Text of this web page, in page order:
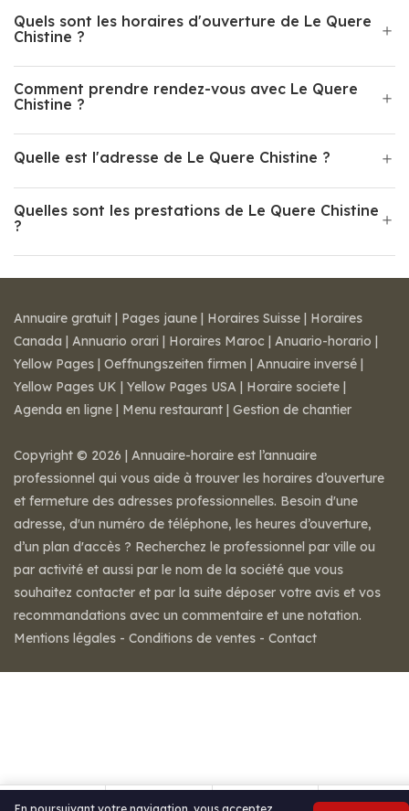
Quels sont les horaires d'ouverture de Le Quere
Chistine ?
Comment prendre rendez-vous avec Le Quere
Chistine ?
Quelle est l'adresse de Le Quere Chistine ?
Quelles sont les prestations de Le Quere Chistine
?
Annuaire gratuit | Pages jaune | Horaires Suisse | Horaires
Canada | Annuario orari | Horaires Maroc | Anuario-horario |
Yellow Pages | Oeffnungszeiten firmen | Annuaire inversé |
Yellow Pages UK | Yellow Pages USA | Horaire societe |
Agenda en ligne | Menu restaurant | Gestion de chantier
Copyright © 2026 | Annuaire-horaire est l’annuaire
professionnel qui vous aide à trouver les horaires d’ouverture
et fermeture des adresses professionnelles. Besoin d'une
adresse, d'un numéro de téléphone, les heures d’ouverture,
d’un plan d'accès ? Recherchez le professionnel par ville ou
par activité et aussi par le nom de la société que vous
souhaitez contacter et par la suite déposer votre avis et vos
recommandations avec un commentaire et une notation.
Mentions légales - Conditions de ventes - Contact